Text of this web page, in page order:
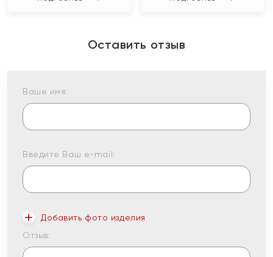
Оставить отзыв
Ваше имя:
Введите Ваш e-mail:
Добавить фото изделия
Отзыв: